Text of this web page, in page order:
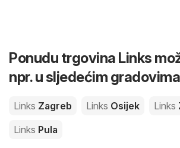
Ponudu trgovina Links
npr. u sljedećim gradovima
Links Zagreb Links Osijek Links
Links Pula